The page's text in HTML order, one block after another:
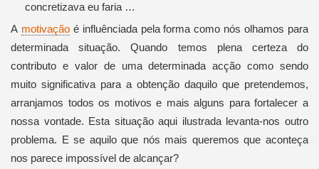
concretizava eu faria …
A motivaçãoé influênciada pela forma como nós olhamos para
determinada situação. Quando temos plena certeza do
contributo e valor de uma determinada acção como sendo
muito significativa para a obtenção daquilo que pretendemos,
arranjamos todos os motivos e mais alguns para fortalecer a
nossa vontade. Esta situação aqui ilustrada levanta-nos outro
problema. E se aquilo que nós mais queremos que aconteça
nos parece impossível de alcançar?